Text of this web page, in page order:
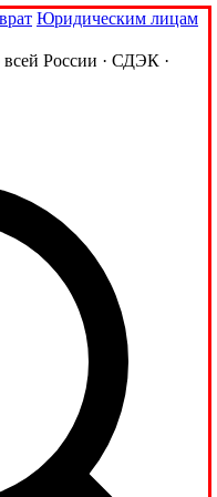
Юридическим лицам
всей России · СДЭК ·